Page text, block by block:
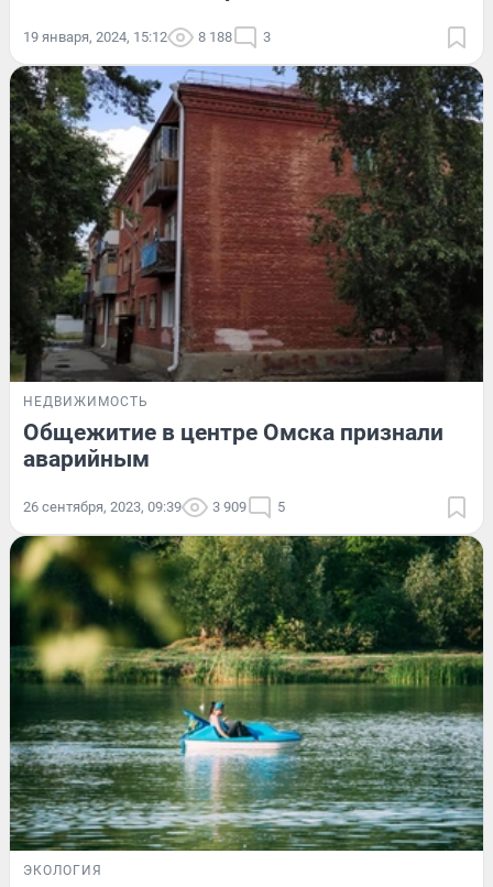
19 января, 2024, 15:12 8 188 3
НЕДВИЖИМОСТЬ
Общежитие в центре Омска признали
аварийным
26 сентября, 2023, 09:39 3 909 5
ЭКОЛОГИЯ